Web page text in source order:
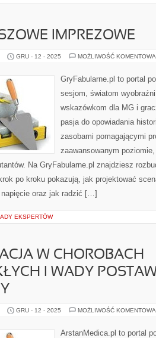
IMPREZOWE
GRU - 12 - 2025 MOŻLIWOŚĆ
GryFabularne.pl to portal
sesjom, światom
wskazówkom dla MG i
pasja do opowiadania
zasobami pomagającymi
zaawansowanym
Na GryFabularne.pl znajdziesz
po kroku pokazują, jak projektować
oraz jak radzić […]
EKSPERTÓW
W CHOROBACH
I WADY
GRU - 12 - 2025 MOŻLIWOŚĆ
ArstanMedica.pl to portal